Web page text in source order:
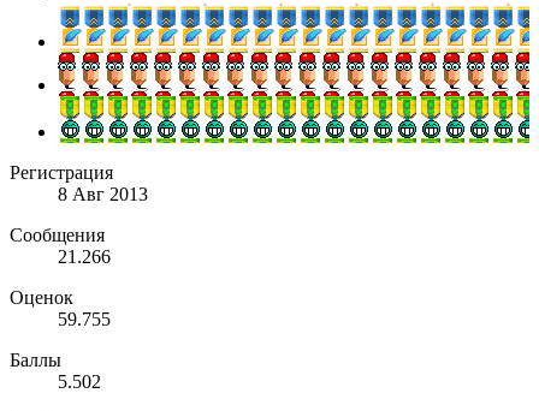
Регистрация
8 Авг 2013
Сообщения
21.266
Оценок
59.755
Баллы
5.502